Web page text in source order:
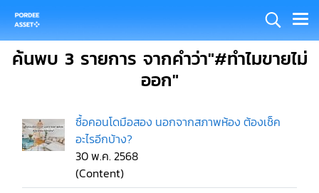
ค้นพบ 3 รายการ จากคำว่า"#ทำไมขายไม่
ออก"
ซื้อคอนโดมือสอง นอกจากสภาพห้อง ต้องเช็ค
อะไรอีกบ้าง?
30 พ.ค. 2568
(Content)